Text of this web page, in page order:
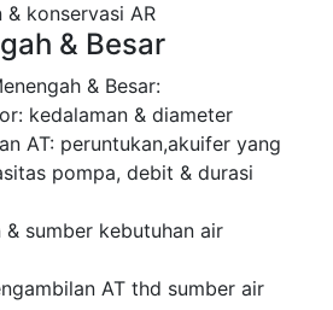
konservasi AR
& Besar
& Besar:
kedalaman & diameter
AT: peruntukan,akuifer yang
pompa, debit & durasi
sumber kebutuhan air
AT thd sumber air